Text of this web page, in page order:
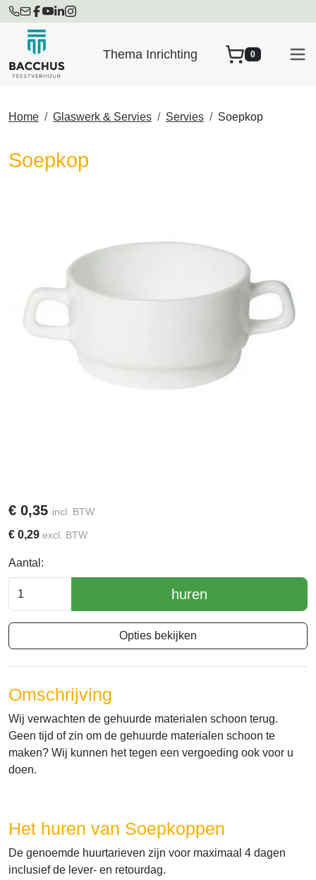
Thema Inrichting
winkelwagen
0
Home Glaswerk & Servies Servies Soepkop
Soepkop
€ 0,35 incl. BTW
€ 0,29 excl. BTW
Aantal:
huren
Opties bekijken
Omschrijving
Wij verwachten de gehuurde materialen schoon terug.
Geen tijd of zin om de gehuurde materialen schoon te
maken? Wij kunnen het tegen een vergoeding ook voor u
doen.
Het huren van Soepkoppen
De genoemde huurtarieven zijn voor maximaal 4 dagen
inclusief de lever- en retourdag.